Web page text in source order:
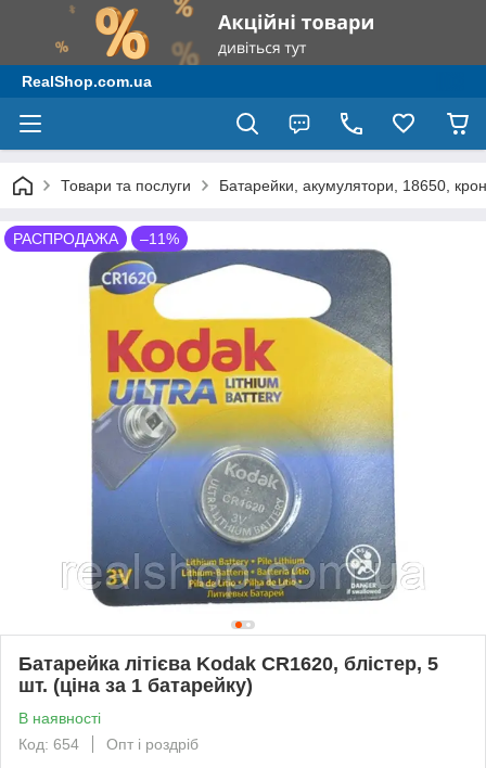
RealShop.com.ua
Товари та послуги Батарейки, акумулятори, 18650,
РАСПРОДАЖА –11%
Батарейка літієва Kodak CR1620, блістер, 5
шт. (ціна за 1 батарейку)
В наявності
Код: 654
Опт і роздріб